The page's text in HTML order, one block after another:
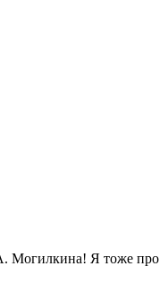
Могилкина! Я тоже про